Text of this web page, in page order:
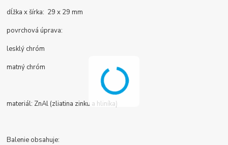
dĺžka x šírka: 29 x 29 mm
povrchová úprava:
lesklý chróm
matný chróm
materiál: ZnAl (zliatina zinku a hliníka)
Balenie obsahuje: